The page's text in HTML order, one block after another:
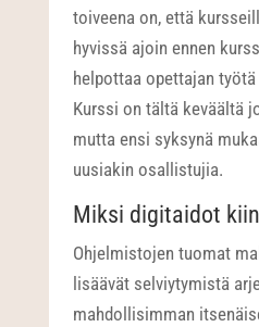
toiveena on, että
hyvissä ajoin ennen
helpottaa opettajan
Kurssi on tältä keväältä
mutta ensi syksynä
uusiakin osallistujia.
Miksi digitaidot
Ohjelmistojen tuomat
lisäävät selviytymistä
mahdollisimman